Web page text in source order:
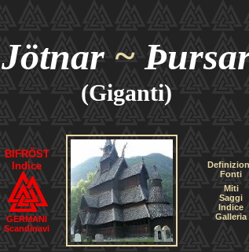
Jötnar~
(Giganti)
BIFRÖST
Indice
GERMANI
Scandinavi
Fonti
Miti
Saggi
Indice
Galleria